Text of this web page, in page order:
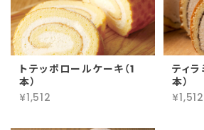
トテッポロールケーキ（1
本）
¥1,512
ティ
本）
¥1,512